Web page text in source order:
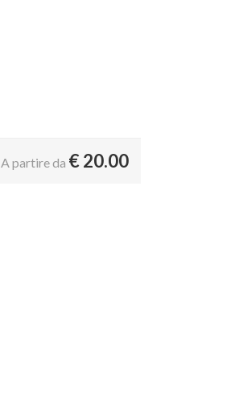
A partire da €20.00